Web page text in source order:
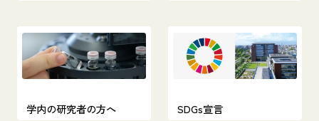
学内の研究者の方へ SDGs宣言